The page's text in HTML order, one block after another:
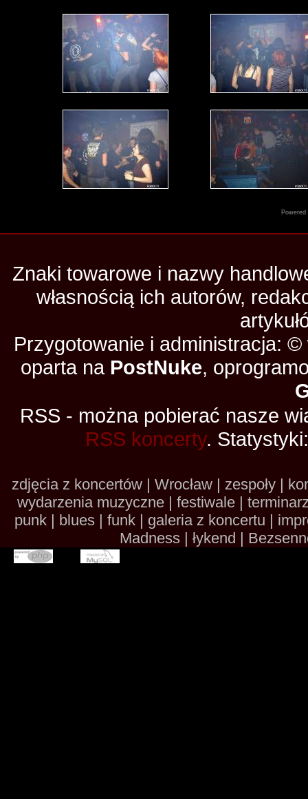
Znaki towarowe i nazwy
własnością ich autorów,
Przygotowanie i administracja:
oparta na PostNuke,
RSS - można pobierać nasze
RSS koncerty.
zdjęcia z koncertów | Wrocław | zespoły |
wydarzenia muzyczne | festiwale |
punk | blues | funk | galeria z koncertu |
Madness | łykend |